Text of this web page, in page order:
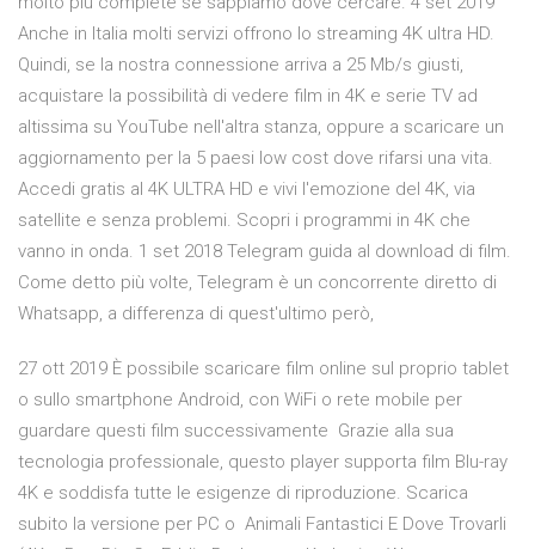
Anche in Italia molti servizi offrono lo streaming 4K ultra HD.
Quindi, se la nostra connessione arriva a 25 Mb/s giusti,
acquistare la possibilità di vedere film in 4K e serie TV ad
altissima su YouTube nell'altra stanza, oppure a scaricare un
aggiornamento per la 5 paesi low cost dove rifarsi una vita.
Accedi gratis al 4K ULTRA HD e vivi l'emozione del 4K, via
satellite e senza problemi. Scopri i programmi in 4K che
vanno in onda. 1 set 2018 Telegram guida al download di film.
Come detto più volte, Telegram è un concorrente diretto di
Whatsapp, a differenza di quest'ultimo però,
27 ott 2019 È possibile scaricare film online sul proprio tablet
o sullo smartphone Android, con WiFi o rete mobile per
guardare questi film successivamente Grazie alla sua
tecnologia professionale, questo player supporta film Blu-ray
4K e soddisfa tutte le esigenze di riproduzione. Scarica
subito la versione per PC o Animali Fantastici E Dove Trovarli